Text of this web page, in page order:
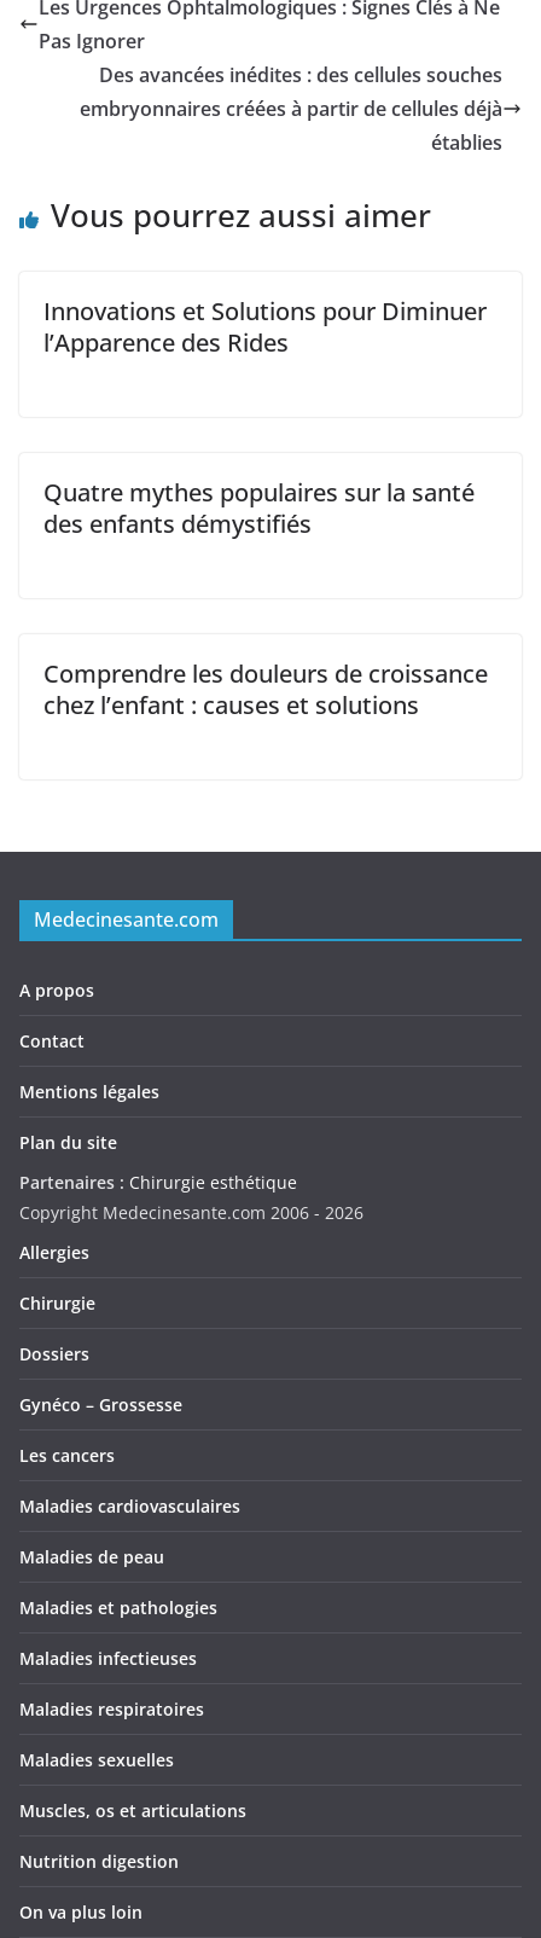
Les Urgences Ophtalmologiques : Signes Clés à Ne
Pas Ignorer
Des avancées inédites : des cellules souches
embryonnaires créées à partir de cellules déjà
établies
Vous pourrez aussi aimer
Innovations et Solutions pour Diminuer
l’Apparence des Rides
Quatre mythes populaires sur la santé
des enfants démystifiés
Comprendre les douleurs de croissance
chez l’enfant : causes et solutions
Medecinesante.com
A propos
Contact
Mentions légales
Plan du site
Partenaires : Chirurgie esthétique
Copyright Medecinesante.com 2006 - 2026
Allergies
Chirurgie
Dossiers
Gynéco – Grossesse
Les cancers
Maladies cardiovasculaires
Maladies de peau
Maladies et pathologies
Maladies infectieuses
Maladies respiratoires
Maladies sexuelles
Muscles, os et articulations
Nutrition digestion
On va plus loin